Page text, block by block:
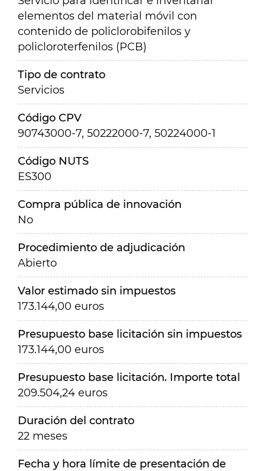
elementos del material móvil con
contenido de policlorobifenilos y
policloroterfenilos (PCB)
Tipo de contrato
Servicios
Código CPV
90743000-7, 50222000-7, 50224000-1
Código NUTS
ES300
Compra pública de innovación
No
Procedimiento de adjudicación
Abierto
Valor estimado sin impuestos
173.144,00 euros
Presupuesto base licitación sin impuestos
173.144,00 euros
Presupuesto base licitación. Importe total
209.504,24 euros
Duración del contrato
22 meses
Fecha y hora límite de presentación de